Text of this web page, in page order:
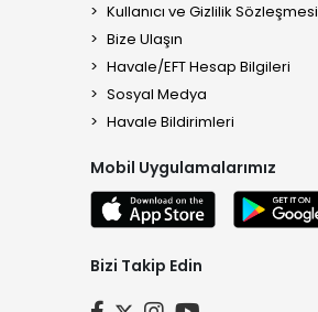
Kullanıcı ve Gizlilik Sözleşmesi
Bize Ulaşın
Havale/EFT Hesap Bilgileri
Sosyal Medya
Havale Bildirimleri
Mobil Uygulamalarımız
Bizi Takip Edin